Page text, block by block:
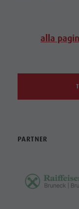
alla
PARTNER